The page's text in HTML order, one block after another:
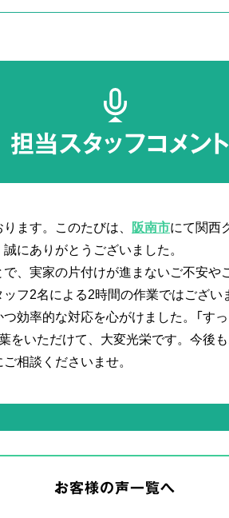
担当スタッフコメント
ます。このたびは、 阪南市にて関西
にありがとうございました。
、実家の片付けが進まないご不安や
フ2名による2時間の作業ではござ
効率的な対応を心がけました。「すっ
をいただけて、大変光栄です。今後
相談くださいませ。
お客様の声一覧へ